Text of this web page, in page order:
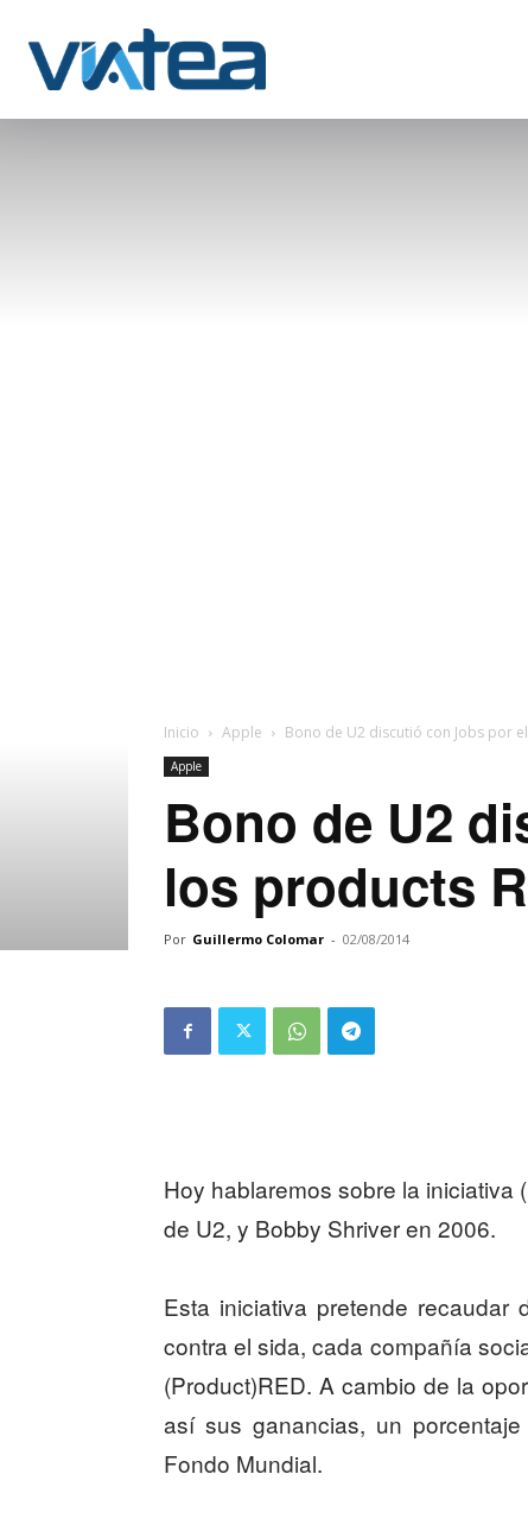
Inicio Apple Bono de U2 discutió con Jobs por
Apple
Bono de U2
los products
Por Guillermo Colomar - 02/08/2014
Hoy hablaremos sobre la iniciativa
de U2, y Bobby Shriver en 2006.
Esta iniciativa pretende
contra el sida, cada compañía
(Product)RED. A cambio de la
así sus ganancias, un
Fondo Mundial.